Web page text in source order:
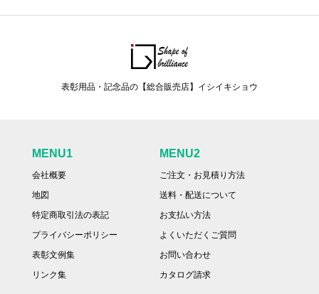
表彰用品・記念品の【総合販売店】イシイキショウ
MENU1
会社概要
地図
特定商取引法の表記
プライバシーポリシー
表彰文例集
リンク集
MENU2
ご注文・お見積り方法
送料・配送について
お支払い方法
よくいただくご質問
お問い合わせ
カタログ請求